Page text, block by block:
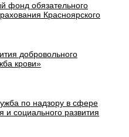
фонд обязательного
Красноярского
добровольного
крови»
по надзору в сфере
и социального развития